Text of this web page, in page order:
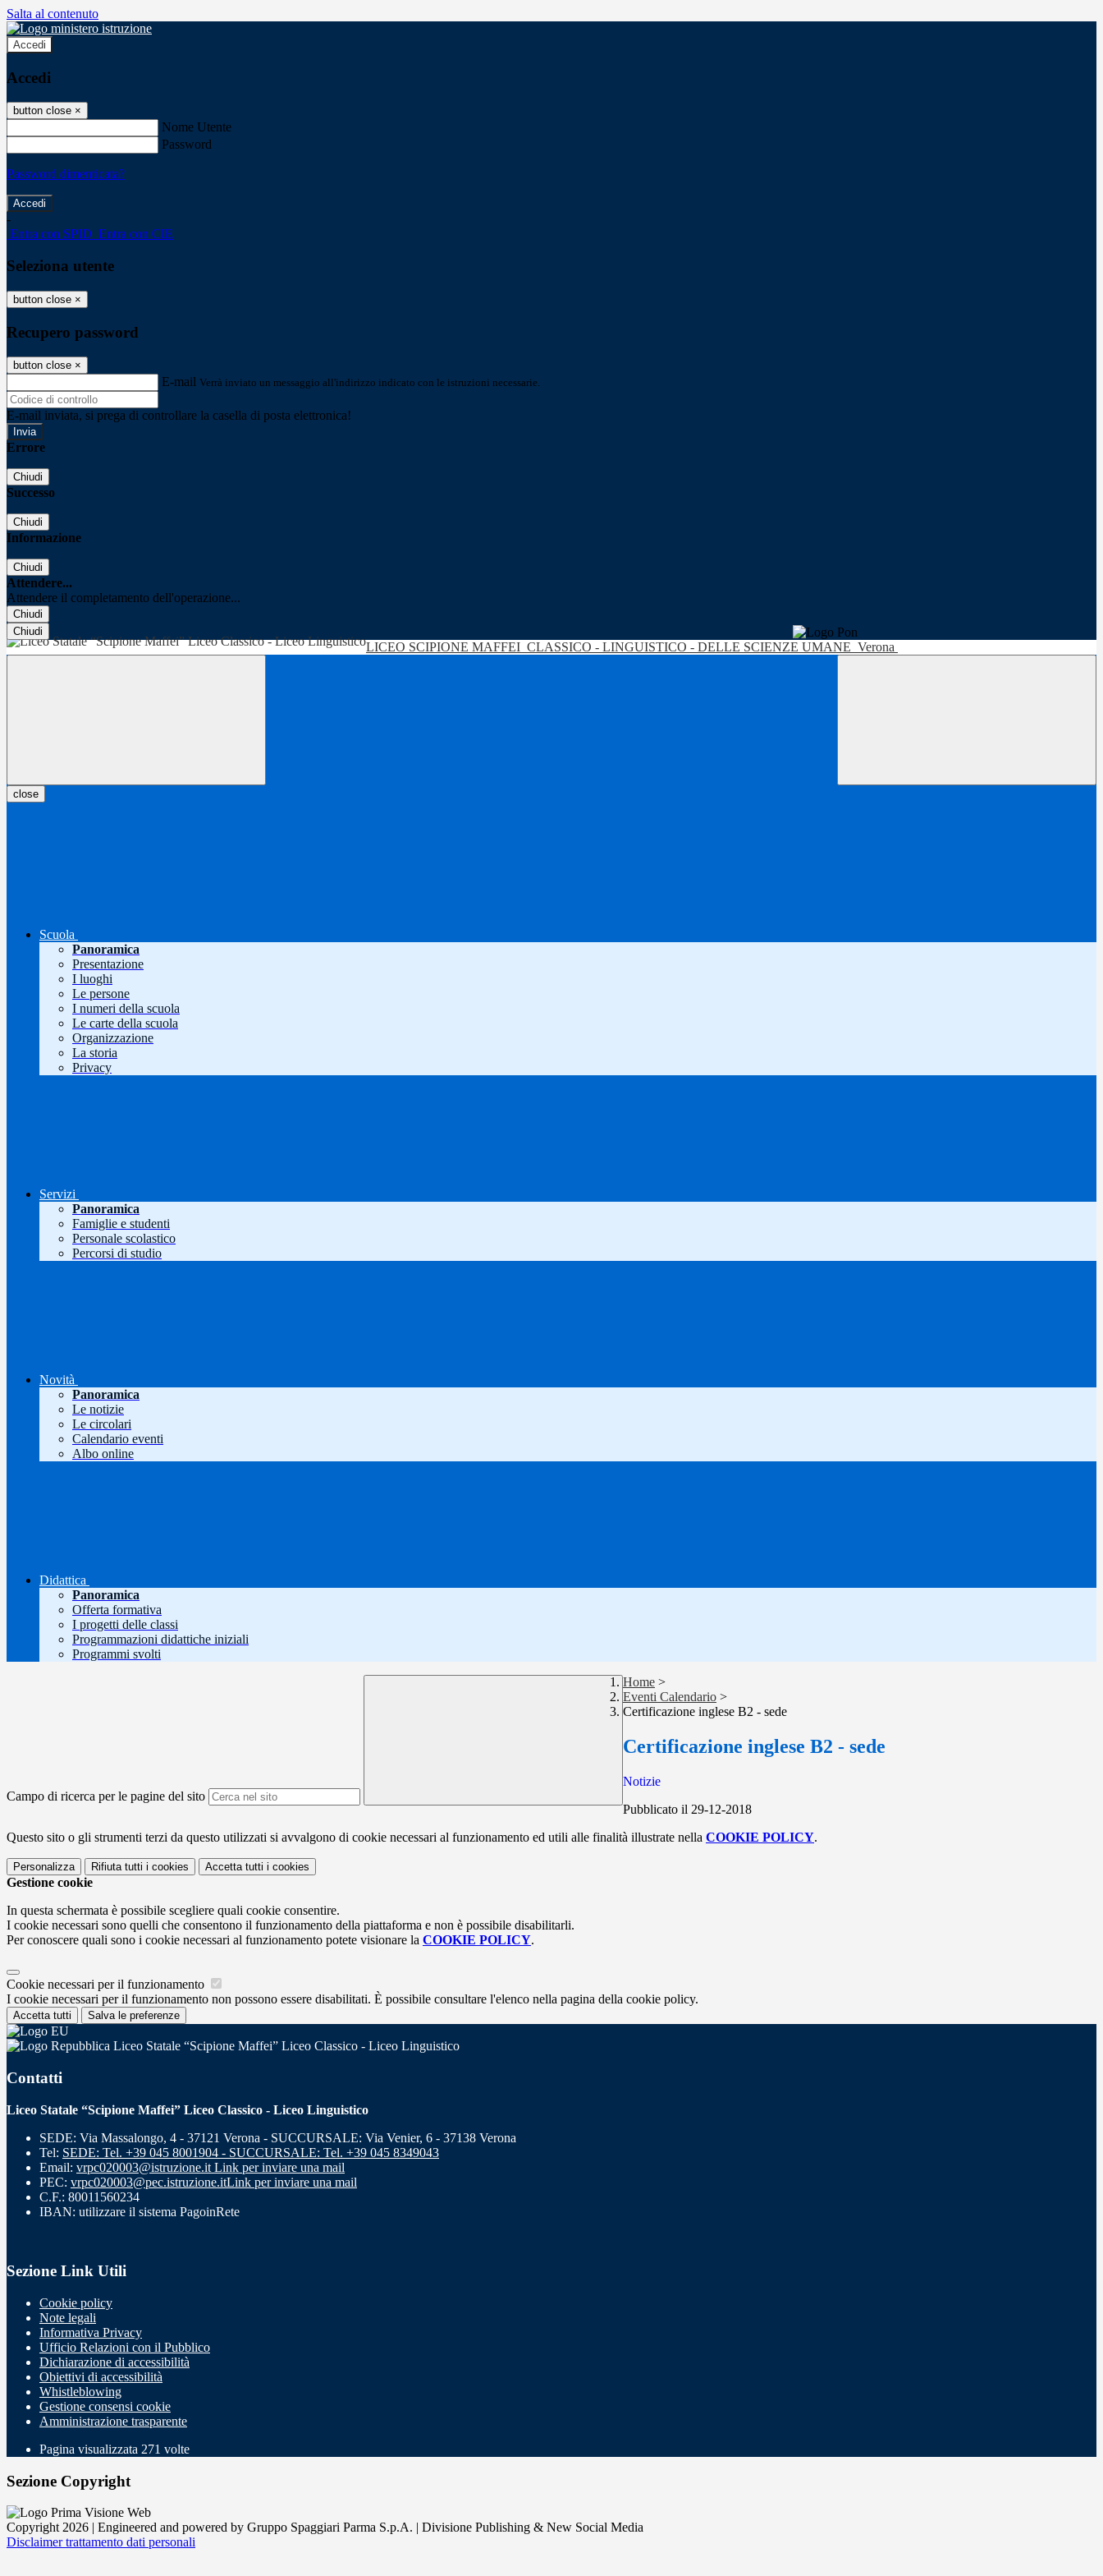
Salta al contenuto
Accedi
Accedi
button close ×
Nome Utente
Password
Password dimenticata?
-
Entra con SPID Entra con CIE
Seleziona utente
button close ×
Recupero password
button close ×
E-mail Verrà inviato un messaggio all'indirizzo indicato con le istruzioni necessarie.
E-mail inviata, si prega di controllare la casella di posta elettronica!
Errore
Chiudi
Successo
Chiudi
Informazione
Chiudi
Attendere...
Attendere il completamento dell'operazione...
Chiudi
Chiudi
LICEO SCIPIONE MAFFEI CLASSICO - LINGUISTICO - DELLE SCIENZE UMANE Verona
close
Scuola
Panoramica
Presentazione
I luoghi
Le persone
I numeri della scuola
Le carte della scuola
Organizzazione
La storia
Privacy
Servizi
Panoramica
Famiglie e studenti
Personale scolastico
Percorsi di studio
Novità
Panoramica
Le notizie
Le circolari
Calendario eventi
Albo online
Didattica
Panoramica
Offerta formativa
I progetti delle classi
Programmazioni didattiche iniziali
Programmi svolti
Campo di ricerca per le pagine del sito
Home >
Eventi Calendario >
Certificazione inglese B2 - sede
Certificazione inglese B2 - sede
Notizie
Pubblicato il 29-12-2018
Questo sito o gli strumenti terzi da questo utilizzati si avvalgono di cookie necessari al funzionamento ed utili alle finalità illustrate nella COOKIE POLICY.
Personalizza Rifiuta tutti i cookies Accetta tutti i cookies
Gestione cookie
In questa schermata è possibile scegliere quali cookie consentire.
I cookie necessari sono quelli che consentono il funzionamento della piattaforma e non è possibile disabilitarli.
Per conoscere quali sono i cookie necessari al funzionamento potete visionare la COOKIE POLICY.
Cookie necessari per il funzionamento
I cookie necessari per il funzionamento non possono essere disabilitati. È possibile consultare l'elenco nella pagina della cookie policy.
Accetta tutti Salva le preferenze
Liceo Statale “Scipione Maffei” Liceo Classico - Liceo Linguistico
Contatti
Liceo Statale “Scipione Maffei” Liceo Classico - Liceo Linguistico
SEDE: Via Massalongo, 4 - 37121 Verona - SUCCURSALE: Via Venier, 6 - 37138 Verona
Tel: SEDE: Tel. +39 045 8001904 - SUCCURSALE: Tel. +39 045 8349043
Email: vrpc020003@istruzione.it Link per inviare una mail
PEC: vrpc020003@pec.istruzione.itLink per inviare una mail
C.F.: 80011560234
IBAN: utilizzare il sistema PagoinRete
Sezione Link Utili
Cookie policy
Note legali
Informativa Privacy
Ufficio Relazioni con il Pubblico
Dichiarazione di accessibilità
Obiettivi di accessibilità
Whistleblowing
Gestione consensi cookie
Amministrazione trasparente
Pagina visualizzata 271 volte
Sezione Copyright
Copyright 2026 | Engineered and powered by Gruppo Spaggiari Parma S.p.A. | Divisione Publishing & New Social Media
Disclaimer trattamento dati personali